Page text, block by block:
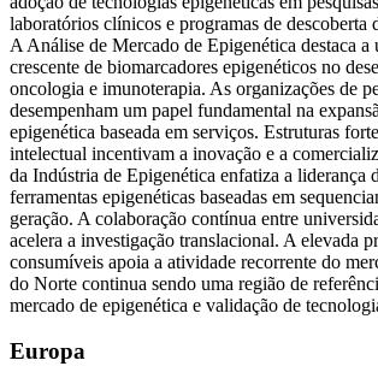
laboratórios clínicos e programas de descoberta
A Análise de Mercado de Epigenética destaca a
crescente de biomarcadores epigenéticos no
oncologia e imunoterapia. As organizações de
desempenham um papel fundamental na
epigenética baseada em serviços. Estruturas
intelectual incentivam a inovação e a
da Indústria de Epigenética enfatiza a liderança
ferramentas epigenéticas baseadas em
geração. A colaboração contínua entre
acelera a investigação translacional. A elevada
consumíveis apoia a atividade recorrente do
do Norte continua sendo uma região de
mercado de epigenética e validação de
Europa